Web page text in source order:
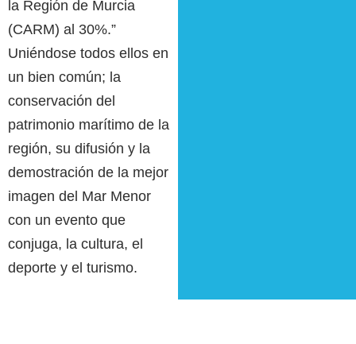
la Región de Murcia
(CARM) al 30%.”
Uniéndose todos ellos en
un bien común; la
conservación del
patrimonio marítimo de la
región, su difusión y la
demostración de la mejor
imagen del Mar Menor
con un evento que
conjuga, la cultura, el
deporte y el turismo.